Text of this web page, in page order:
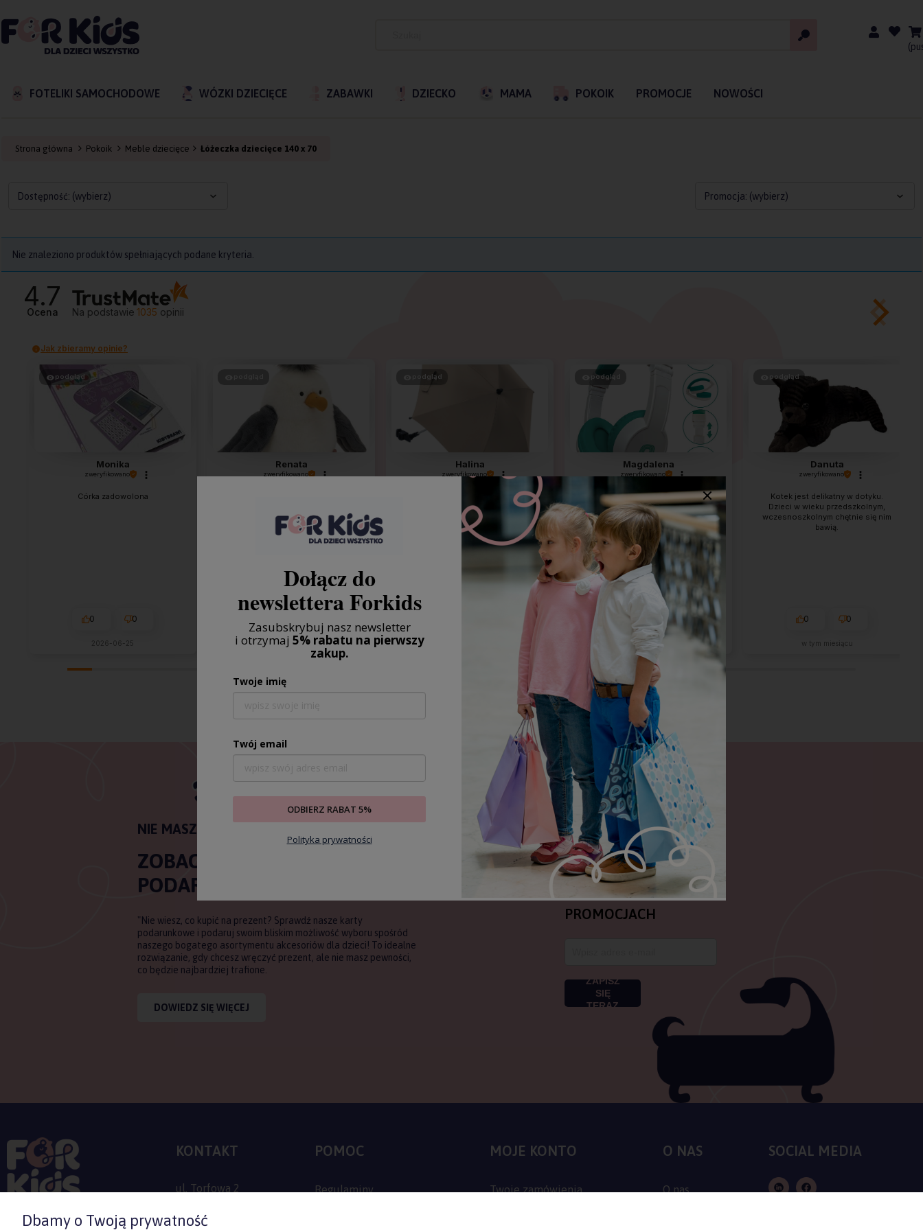
FOTELIKI SAMOCHODOWE WÓZKI DZIECIĘCE ZABAWKI DZIECKO MAMA POKOIK PROMOCJE NOWOŚCI
Strona główna Pokoik Meble dziecięce Łóżeczka dziecięce 140 x 70
Dostępność: (wybierz) Promocja: (wybierz)
Nie znaleziono produktów spełniających podane kryteria.
4.7
Ocena Na podstawie 1035 opinii
Jak zbieramy opinie?
podgląd
Monika
zweryfikowano
Córka zadowolona
0 0
2026-06-25
Renata
zweryfikowano
w tym miesiącu
podgląd
Halina
zweryfikowano
Parasolka jest świetna.Wykonana
b.dokładnie i estetycznie z myślą o
maluchach , a to b.mi się podoba.
podgląd
Magdalena
zweryfikowano
Słuchawki są mega świetne. Córka
ma trzy latka i bardzo je lubię !!
Polecam gorąco 😁💯
0 0
w tym miesiącu
podgląd
Danuta
zweryfikowano
Kotek jest delikatny w dotyku.
Dzieci w wieku przedszkolnym,
wczesnoszkolnym chętnie się nim
bawią.
0 0
w tym miesiącu
NIE MASZ POMYSŁU NA PREZENT?
ZOBACZ NASZE KARTY
PODARUNKOWE
"Nie wiesz, co kupić na prezent? Sprawdź nasze karty
podarunkowe i podaruj swoim bliskim możliwość wyboru spośród
naszego bogatego asortymentu akcesoriów dla dzieci! To idealne
rozwiązanie, gdy chcesz wręczyć prezent, ale nie masz pewności,
co będzie najbardziej trafione.
DOWIEDZ SIĘ WIĘCEJ
ZAPISZ SIĘ NA NASZ
NEWSLETTER I
OTRZYMUJ
POWIADOMIENIA O
PROMOCJACH
ZAPISZ
SIĘ
TERAZ
KONTAKT
ul. Torfowa 2
POMOC
Regulaminy
MOJE KONTO
Twoje zamówienia
O NAS
O nas
SOCIAL MEDIA
Dbamy o Twoją prywatność
Dołącz do
newslettera Forkids
Zasubskrybuj nasz newsletter
i otrzymaj 5% rabatu na pierwszy
zakup.
Twoje imię
Twój email
ODBIERZ RABAT 5%
Polityka prywatności